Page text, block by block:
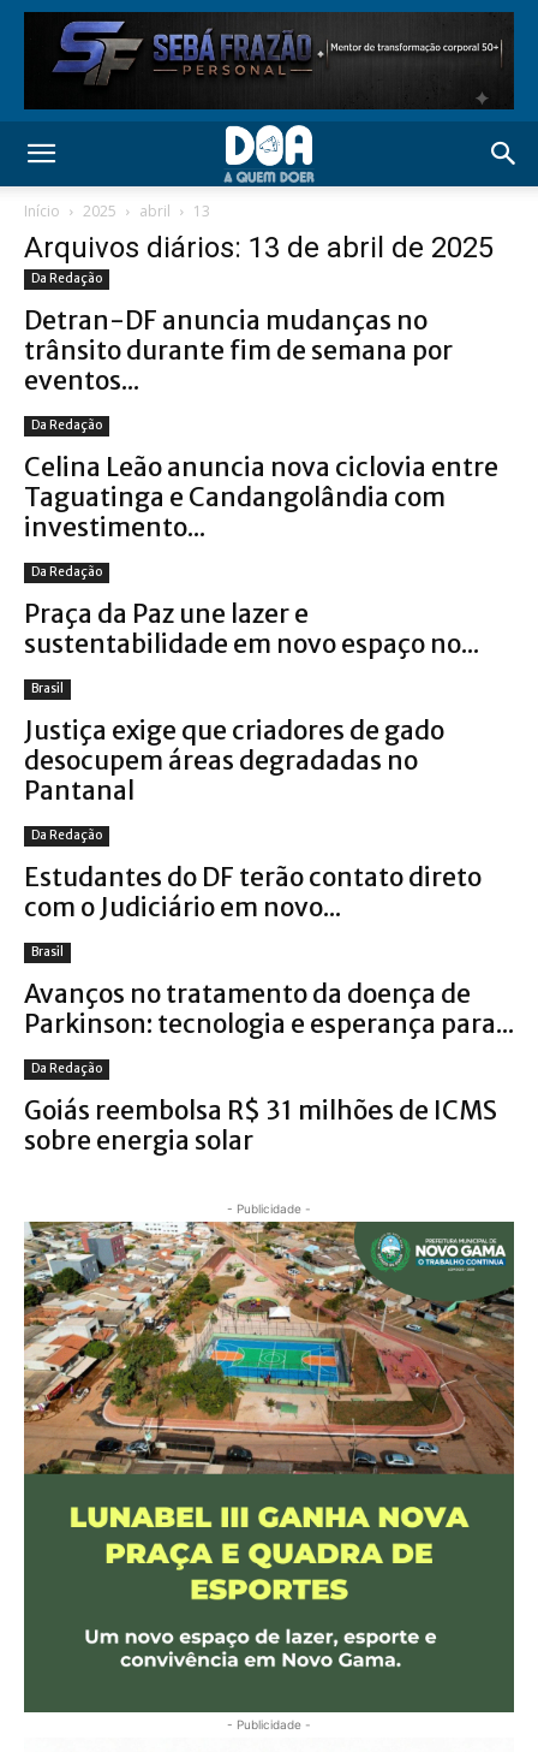
Início 2025 abril 13
Arquivos diários: 13 de abril de 2025
Da Redação
Detran-DF anuncia mudanças no
trânsito durante fim de semana por
eventos...
Da Redação
Celina Leão anuncia nova ciclovia entre
Taguatinga e Candangolândia com
investimento...
Da Redação
Praça da Paz une lazer e
sustentabilidade em novo espaço no...
Brasil
Justiça exige que criadores de gado
desocupem áreas degradadas no
Pantanal
Da Redação
Estudantes do DF terão contato direto
com o Judiciário em novo...
Brasil
Avanços no tratamento da doença de
Parkinson: tecnologia e esperança para...
Da Redação
Goiás reembolsa R$ 31 milhões de ICMS
sobre energia solar
- Publicidade -
- Publicidade -